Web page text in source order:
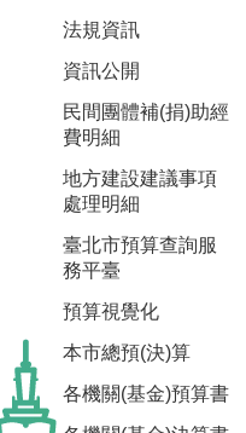
法規資訊
資訊公開
民間團體補(捐)助經
費明細
地方建設建議事項
處理明細
臺北市預算查詢服
務平臺
預算視覺化
本市總預(決)算
各機關(基金)預算書